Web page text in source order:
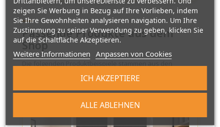
Passende Produkte aus dem
Shop
passenden PlisseeOnline-Kategorien. Preise koennen sich
zeigen Sie Werbung in Bezug auf Ihre Vorlieben, indem
Sie Ihre Gewohnheiten analysieren navigation. Um Ihre
Zustimmung zu seiner Verwendung zu geben, klicken Sie
auf die Schaltfläche Akzeptieren.
Weitere Informationen Anpassen von Cookies
ALLE ABLEHNEN
ICH AKZEPTIERE